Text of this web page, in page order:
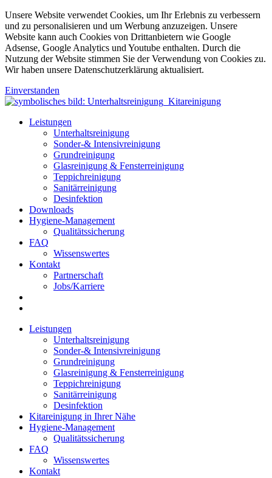
Unsere Website verwendet Cookies, um Ihr Erlebnis zu verbessern
und zu personalisieren und um Werbung anzuzeigen. Unsere
Website kann auch Cookies von Drittanbietern wie Google
Adsense, Google Analytics und Youtube enthalten. Durch die
Nutzung der Website stimmen Sie der Verwendung von Cookies zu.
Wir haben unsere Datenschutzerklärung aktualisiert.
Einverstanden
Leistungen
Unterhaltsreinigung
Sonder-& Intensivreinigung
Grundreinigung
Glasreinigung & Fensterreinigung
Teppichreinigung
Sanitärreinigung
Desinfektion
Downloads
Hygiene-Management
Qualitätssicherung
FAQ
Wissenswertes
Kontakt
Partnerschaft
Jobs/Karriere
Leistungen
Unterhaltsreinigung
Sonder-& Intensivreinigung
Grundreinigung
Glasreinigung & Fensterreinigung
Teppichreinigung
Sanitärreinigung
Desinfektion
Kitareinigung in Ihrer Nähe
Hygiene-Management
Qualitätssicherung
FAQ
Wissenswertes
Kontakt